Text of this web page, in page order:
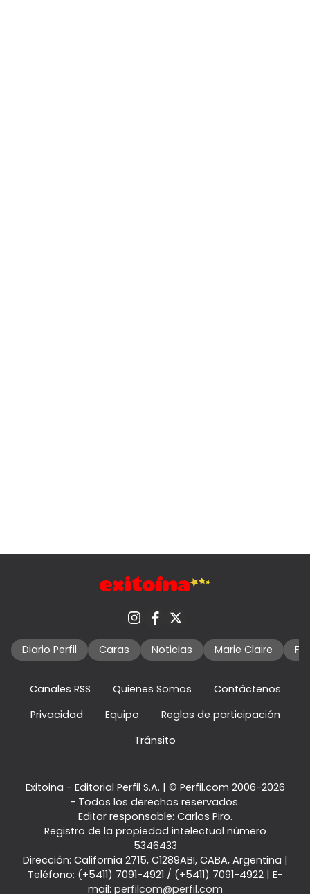
Diario Perfil Caras Noticias Marie Claire
Canales RSS Quienes Somos
Contáctenos
Privacidad
Equipo
Reglas de participación
Tránsito
Exitoina - Editorial Perfil S.A. | © Perfil.com 2006-2026
- Todos los derechos reservados.
Editor responsable: Carlos Piro.
Registro de la propiedad intelectual número
5346433
Dirección: California 2715, C1289ABI, CABA, Argentina |
Teléfono: (+5411) 7091-4921 / (+5411) 7091-4922| E-
mail: perfilcom@perfil.com